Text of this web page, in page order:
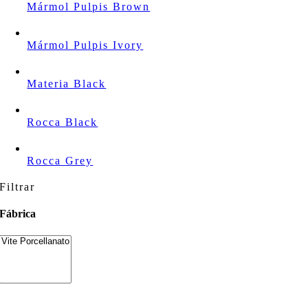
Mármol Pulpis Brown
Mármol Pulpis Ivory
Materia Black
Rocca Black
Rocca Grey
Filtrar
Fábrica